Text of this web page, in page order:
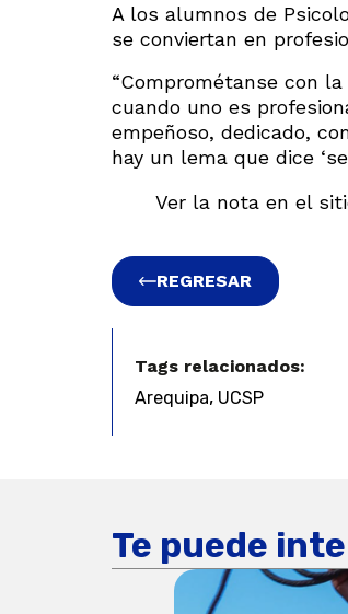
A los alumnos de
se conviertan en
“Comprométanse con
cuando uno es
empeñoso, dedicado,
hay un lema que dice
Ver la nota en el
REGRESAR
Tags relacionados:
Arequipa, UCSP
Te puede